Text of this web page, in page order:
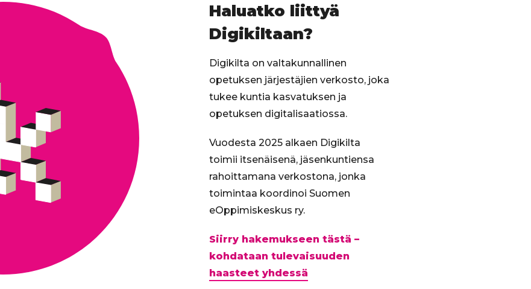
Haluatko liittyä
Digikiltaan?
Digikilta on valtakunnallinen
opetuksen järjestäjien verkosto, joka
tukee kuntia kasvatuksen ja
opetuksen digitalisaatiossa.
Vuodesta 2025 alkaen Digikilta
toimii itsenäisenä, jäsenkuntiensa
rahoittamana verkostona, jonka
toimintaa koordinoi Suomen
eOppimiskeskus ry.
Siirry hakemukseen tästä –
kohdataan tulevaisuuden
haasteet yhdessä